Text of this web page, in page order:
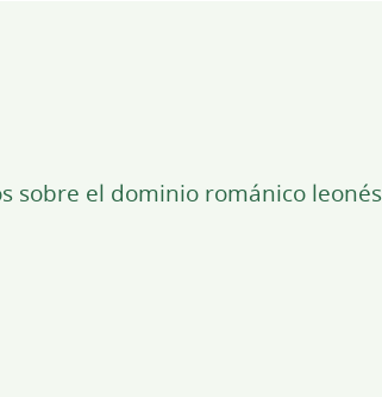
sobre el dominio románico leonés